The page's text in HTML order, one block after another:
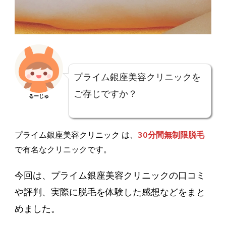
際
30
無
制
るーじゅ
プライム銀座美容クリニックを
ご存じですか？
プライム銀座美容クリニック は、 30分間無制限脱毛
で有名なクリニックです。
今回は、プライム銀座美容クリニックの口コミ
や評判、実際に脱毛を体験した感想などをまと
めました。